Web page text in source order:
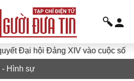
hội Đảng XIV vào cuộc sống
- Hình sự